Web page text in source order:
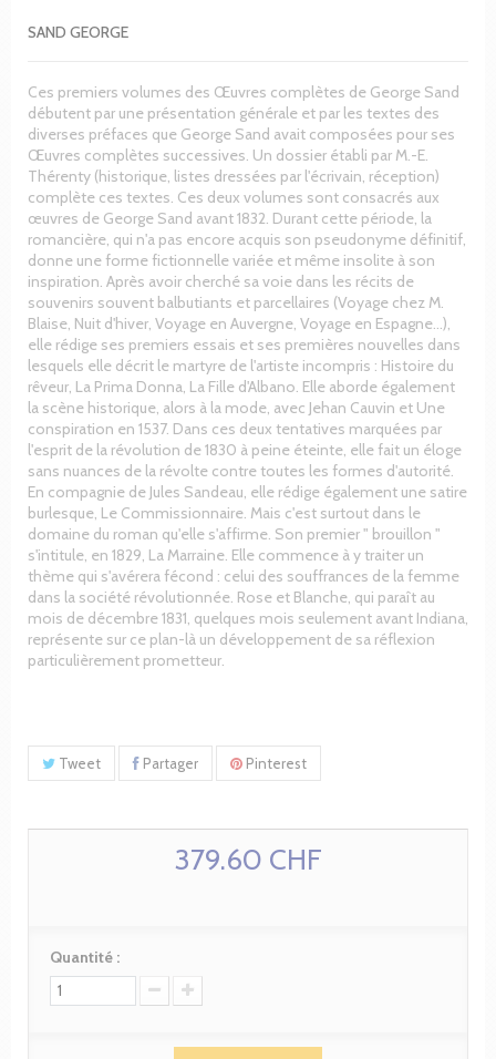
SAND GEORGE
Ces premiers volumes des Œuvres complètes de George Sand
débutent par une présentation générale et par les textes des
diverses préfaces que George Sand avait composées pour ses
Œuvres complètes successives. Un dossier établi par M.-E.
Thérenty (historique, listes dressées par l'écrivain, réception)
complète ces textes. Ces deux volumes sont consacrés aux
œuvres de George Sand avant 1832. Durant cette période, la
romancière, qui n'a pas encore acquis son pseudonyme définitif,
donne une forme fictionnelle variée et même insolite à son
inspiration. Après avoir cherché sa voie dans les récits de
souvenirs souvent balbutiants et parcellaires (Voyage chez M.
Blaise, Nuit d'hiver, Voyage en Auvergne, Voyage en Espagne...),
elle rédige ses premiers essais et ses premières nouvelles dans
lesquels elle décrit le martyre de l'artiste incompris : Histoire du
rêveur, La Prima Donna, La Fille d'Albano. Elle aborde également
la scène historique, alors à la mode, avec Jehan Cauvin et Une
conspiration en 1537. Dans ces deux tentatives marquées par
l'esprit de la révolution de 1830 à peine éteinte, elle fait un éloge
sans nuances de la révolte contre toutes les formes d'autorité.
En compagnie de Jules Sandeau, elle rédige également une satire
burlesque, Le Commissionnaire. Mais c'est surtout dans le
domaine du roman qu'elle s'affirme. Son premier " brouillon "
s'intitule, en 1829, La Marraine. Elle commence à y traiter un
thème qui s'avérera fécond : celui des souffrances de la femme
dans la société révolutionnée. Rose et Blanche, qui paraît au
mois de décembre 1831, quelques mois seulement avant Indiana,
représente sur ce plan-là un développement de sa réflexion
particulièrement prometteur.
Tweet Partager Pinterest
379.60 CHF
Quantité :